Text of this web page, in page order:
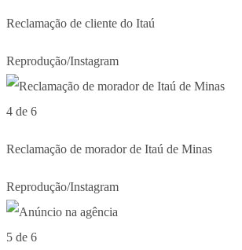
Reclamação de cliente do Itaú
Reprodução/Instagram
4 de 6
Reclamação de morador de Itaú de Minas
Reprodução/Instagram
5 de 6